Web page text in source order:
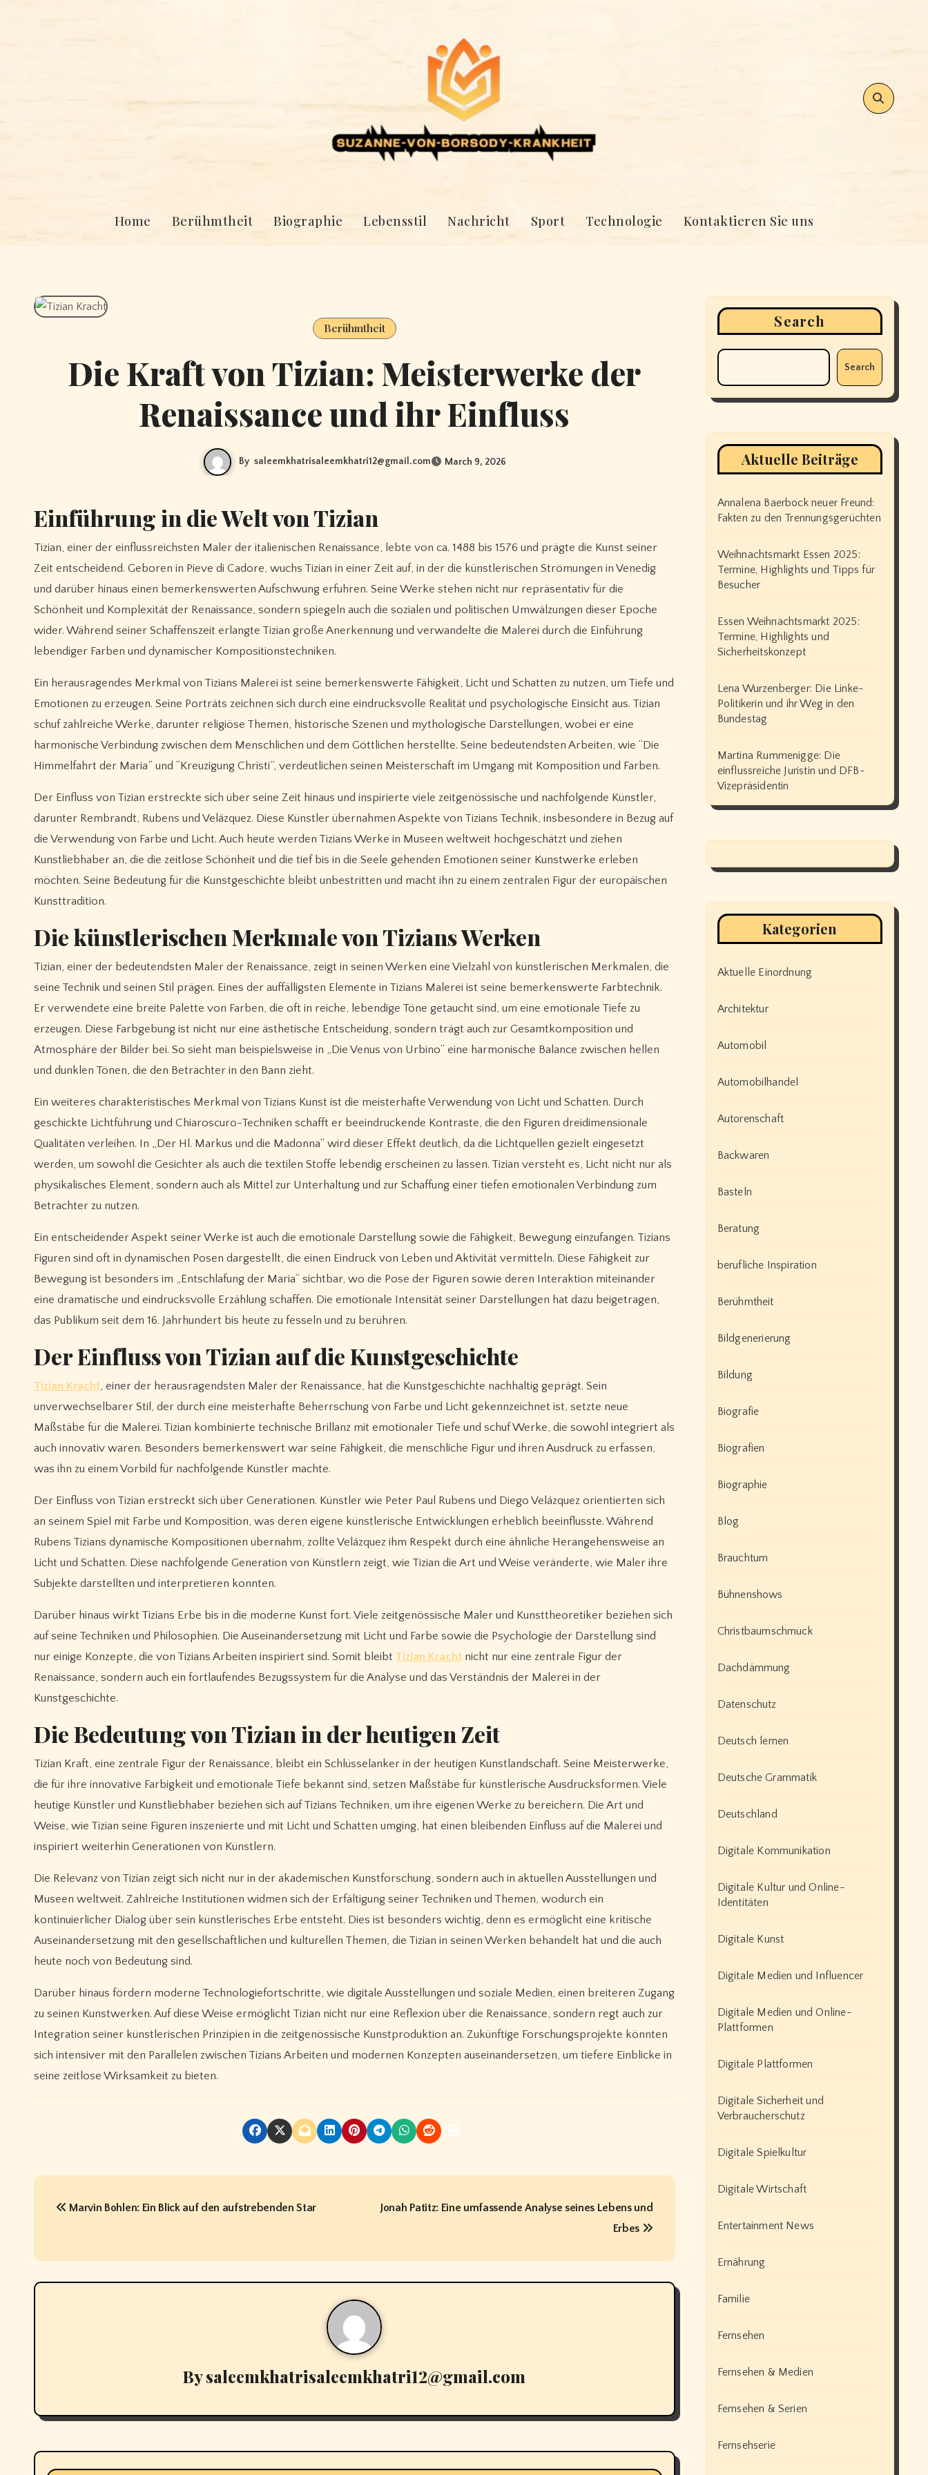
Home Berühmtheit Biographie Lebensstil Nachricht Sport Technologie Kontaktieren Sie uns
Berühmtheit
Die Kraft von Tizian: Meisterwerke der
Renaissance und ihr Einfluss
By saleemkhatrisaleemkhatri12@gmail.com March 9, 2026
Einführung in die Welt von Tizian
Tizian, einer der einflussreichsten Maler der italienischen Renaissance, lebte von ca. 1488 bis 1576 und prägte die Kunst seiner
Zeit entscheidend. Geboren in Pieve di Cadore, wuchs Tizian in einer Zeit auf, in der die künstlerischen Strömungen in Venedig
und darüber hinaus einen bemerkenswerten Aufschwung erfuhren. Seine Werke stehen nicht nur repräsentativ für die
Schönheit und Komplexität der Renaissance, sondern spiegeln auch die sozialen und politischen Umwälzungen dieser Epoche
wider. Während seiner Schaffenszeit erlangte Tizian große Anerkennung und verwandelte die Malerei durch die Einführung
lebendiger Farben und dynamischer Kompositionstechniken.
Ein herausragendes Merkmal von Tizians Malerei ist seine bemerkenswerte Fähigkeit, Licht und Schatten zu nutzen, um Tiefe und
Emotionen zu erzeugen. Seine Porträts zeichnen sich durch eine eindrucksvolle Realität und psychologische Einsicht aus. Tizian
schuf zahlreiche Werke, darunter religiöse Themen, historische Szenen und mythologische Darstellungen, wobei er eine
harmonische Verbindung zwischen dem Menschlichen und dem Göttlichen herstellte. Seine bedeutendsten Arbeiten, wie “Die
Himmelfahrt der Maria” und “Kreuzigung Christi”, verdeutlichen seinen Meisterschaft im Umgang mit Komposition und Farben.
Der Einfluss von Tizian erstreckte sich über seine Zeit hinaus und inspirierte viele zeitgenössische und nachfolgende Künstler,
darunter Rembrandt, Rubens und Velázquez. Diese Künstler übernahmen Aspekte von Tizians Technik, insbesondere in Bezug auf
die Verwendung von Farbe und Licht. Auch heute werden Tizians Werke in Museen weltweit hochgeschätzt und ziehen
Kunstliebhaber an, die die zeitlose Schönheit und die tief bis in die Seele gehenden Emotionen seiner Kunstwerke erleben
möchten. Seine Bedeutung für die Kunstgeschichte bleibt unbestritten und macht ihn zu einem zentralen Figur der europäischen
Kunsttradition.
Die künstlerischen Merkmale von Tizians Werken
Tizian, einer der bedeutendsten Maler der Renaissance, zeigt in seinen Werken eine Vielzahl von künstlerischen Merkmalen, die
seine Technik und seinen Stil prägen. Eines der auffälligsten Elemente in Tizians Malerei ist seine bemerkenswerte Farbtechnik.
Er verwendete eine breite Palette von Farben, die oft in reiche, lebendige Töne getaucht sind, um eine emotionale Tiefe zu
erzeugen. Diese Farbgebung ist nicht nur eine ästhetische Entscheidung, sondern trägt auch zur Gesamtkomposition und
Atmosphäre der Bilder bei. So sieht man beispielsweise in „Die Venus von Urbino“ eine harmonische Balance zwischen hellen
und dunklen Tönen, die den Betrachter in den Bann zieht.
Ein weiteres charakteristisches Merkmal von Tizians Kunst ist die meisterhafte Verwendung von Licht und Schatten. Durch
geschickte Lichtführung und Chiaroscuro-Techniken schafft er beeindruckende Kontraste, die den Figuren dreidimensionale
Qualitäten verleihen. In „Der Hl. Markus und die Madonna“ wird dieser Effekt deutlich, da die Lichtquellen gezielt eingesetzt
werden, um sowohl die Gesichter als auch die textilen Stoffe lebendig erscheinen zu lassen. Tizian versteht es, Licht nicht nur als
physikalisches Element, sondern auch als Mittel zur Unterhaltung und zur Schaffung einer tiefen emotionalen Verbindung zum
Betrachter zu nutzen.
Ein entscheidender Aspekt seiner Werke ist auch die emotionale Darstellung sowie die Fähigkeit, Bewegung einzufangen. Tizians
Figuren sind oft in dynamischen Posen dargestellt, die einen Eindruck von Leben und Aktivität vermitteln. Diese Fähigkeit zur
Bewegung ist besonders im „Entschlafung der Maria“ sichtbar, wo die Pose der Figuren sowie deren Interaktion miteinander
eine dramatische und eindrucksvolle Erzählung schaffen. Die emotionale Intensität seiner Darstellungen hat dazu beigetragen,
das Publikum seit dem 16. Jahrhundert bis heute zu fesseln und zu berühren.
Der Einfluss von Tizian auf die Kunstgeschichte
Tizian Kracht, einer der herausragendsten Maler der Renaissance, hat die Kunstgeschichte nachhaltig geprägt. Sein
unverwechselbarer Stil, der durch eine meisterhafte Beherrschung von Farbe und Licht gekennzeichnet ist, setzte neue
Maßstäbe für die Malerei. Tizian kombinierte technische Brillanz mit emotionaler Tiefe und schuf Werke, die sowohl integriert als
auch innovativ waren. Besonders bemerkenswert war seine Fähigkeit, die menschliche Figur und ihren Ausdruck zu erfassen,
was ihn zu einem Vorbild für nachfolgende Künstler machte.
Der Einfluss von Tizian erstreckt sich über Generationen. Künstler wie Peter Paul Rubens und Diego Velázquez orientierten sich
an seinem Spiel mit Farbe und Komposition, was deren eigene künstlerische Entwicklungen erheblich beeinflusste. Während
Rubens Tizians dynamische Kompositionen übernahm, zollte Velázquez ihm Respekt durch eine ähnliche Herangehensweise an
Licht und Schatten. Diese nachfolgende Generation von Künstlern zeigt, wie Tizian die Art und Weise veränderte, wie Maler ihre
Subjekte darstellten und interpretieren konnten.
Darüber hinaus wirkt Tizians Erbe bis in die moderne Kunst fort. Viele zeitgenössische Maler und Kunsttheoretiker beziehen sich
auf seine Techniken und Philosophien. Die Auseinandersetzung mit Licht und Farbe sowie die Psychologie der Darstellung sind
nur einige Konzepte, die von Tizians Arbeiten inspiriert sind. Somit bleibt Tizian Kracht nicht nur eine zentrale Figur der
Renaissance, sondern auch ein fortlaufendes Bezugssystem für die Analyse und das Verständnis der Malerei in der
Kunstgeschichte.
Die Bedeutung von Tizian in der heutigen Zeit
Tizian Kraft, eine zentrale Figur der Renaissance, bleibt ein Schlüsselanker in der heutigen Kunstlandschaft. Seine Meisterwerke,
die für ihre innovative Farbigkeit und emotionale Tiefe bekannt sind, setzen Maßstäbe für künstlerische Ausdrucksformen. Viele
heutige Künstler und Kunstliebhaber beziehen sich auf Tizians Techniken, um ihre eigenen Werke zu bereichern. Die Art und
Weise, wie Tizian seine Figuren inszenierte und mit Licht und Schatten umging, hat einen bleibenden Einfluss auf die Malerei und
inspiriert weiterhin Generationen von Künstlern.
Die Relevanz von Tizian zeigt sich nicht nur in der akademischen Kunstforschung, sondern auch in aktuellen Ausstellungen und
Museen weltweit. Zahlreiche Institutionen widmen sich der Erfältigung seiner Techniken und Themen, wodurch ein
kontinuierlicher Dialog über sein künstlerisches Erbe entsteht. Dies ist besonders wichtig, denn es ermöglicht eine kritische
Auseinandersetzung mit den gesellschaftlichen und kulturellen Themen, die Tizian in seinen Werken behandelt hat und die auch
heute noch von Bedeutung sind.
Darüber hinaus fördern moderne Technologiefortschritte, wie digitale Ausstellungen und soziale Medien, einen breiteren Zugang
zu seinen Kunstwerken. Auf diese Weise ermöglicht Tizian nicht nur eine Reflexion über die Renaissance, sondern regt auch zur
Integration seiner künstlerischen Prinzipien in die zeitgenössische Kunstproduktion an. Zukünftige Forschungsprojekte könnten
sich intensiver mit den Parallelen zwischen Tizians Arbeiten und modernen Konzepten auseinandersetzen, um tiefere Einblicke in
seine zeitlose Wirksamkeit zu bieten.
P
t
g
a
Marvin Bohlen: Ein Blick auf den aufstrebenden Star
Jonah Patitz: Eine umfassende Analyse seines Lebens und
Erbes
Bysaleemkhatrisaleemkhatri12@gmail.com
Search
Search
Aktuelle Beiträge
Annalena Baerbock neuer Freund:
Fakten zu den Trennungsgerüchten
Weihnachtsmarkt Essen 2025:
Termine, Highlights und Tipps für
Besucher
Essen Weihnachtsmarkt 2025:
Termine, Highlights und
Sicherheitskonzept
Lena Wurzenberger: Die Linke-
Politikerin und ihr Weg in den
Bundestag
Martina Rummenigge: Die
einflussreiche Juristin und DFB-
Vizepräsidentin
Kategorien
Aktuelle Einordnung
Architektur
Automobil
Automobilhandel
Autorenschaft
Backwaren
Basteln
Beratung
berufliche Inspiration
Berühmtheit
Bildgenerierung
Bildung
Biografie
Biografien
Biographie
Blog
Brauchtum
Bühnenshows
Christbaumschmuck
Dachdämmung
Datenschutz
Deutsch lernen
Deutsche Grammatik
Deutschland
Digitale Kommunikation
Digitale Kultur und Online-
Identitäten
Digitale Kunst
Digitale Medien und Influencer
Digitale Medien und Online-
Plattformen
Digitale Plattformen
Digitale Sicherheit und
Verbraucherschutz
Digitale Spielkultur
Digitale Wirtschaft
Entertainment News
Ernährung
Familie
Fernsehen
Fernsehen & Medien
Fernsehen & Serien
Fernsehserie